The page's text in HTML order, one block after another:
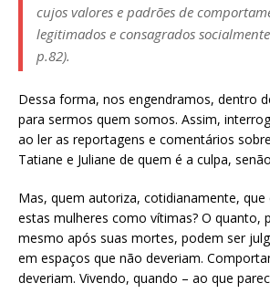
cujos valores e padrões de
legitimados e consagrados
p.82).
Dessa forma, nos engendramos, dentro
para sermos quem somos. Assim,
ao ler as reportagens e comentários
Tatiane e Juliane de quem é a culpa,
Mas, quem autoriza, cotidianamente,
estas mulheres como vítimas? O quanto,
mesmo após suas mortes, podem ser
em espaços que não deveriam.
deveriam. Vivendo, quando – ao que